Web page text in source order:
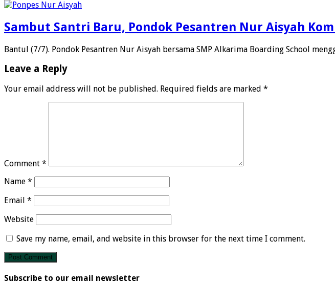
Sambut Santri Baru, Pondok Pesantren Nur Aisyah
Bantul (7/7). Pondok Pesantren Nur Aisyah bersama SMP Alkarima Boarding School
Leave a Reply
Your email address will not be published. Required fields are marked *
Comment *
Name *
Email *
Website
Save my name, email, and website in this browser for the next time I comment.
Subscribe to our email newsletter